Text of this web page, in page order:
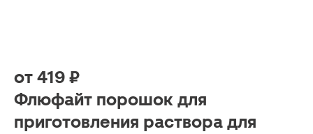
от 419 ₽
Флюфайт порошок для
приготовления раствора для